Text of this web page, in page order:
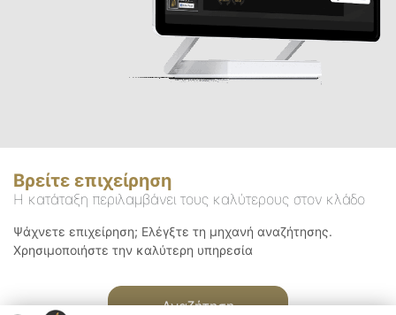
Βρείτε επιχείρηση
Η κατάταξη περιλαμβάνει τους καλύτερους στον κλάδο
Ψάχνετε επιχείρηση; Ελέγξτε τη μηχανή αναζήτησης.
Χρησιμοποιήστε την καλύτερη υπηρεσία
Αναζήτηση